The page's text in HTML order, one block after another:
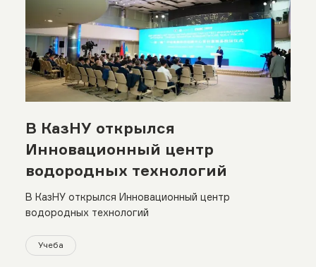
В КазНУ открылся
Инновационный центр
водородных технологий
В КазНУ открылся Инновационный центр
водородных технологий
Учеба